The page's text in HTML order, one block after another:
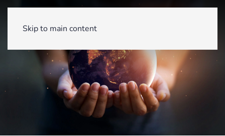
Skip to main content